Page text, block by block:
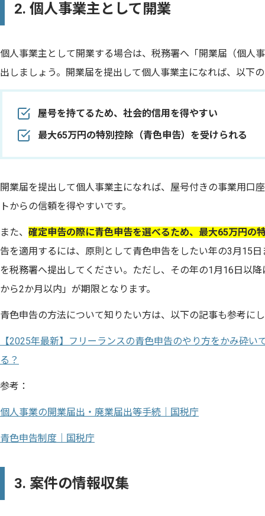
2. 個人事業主として開業
個人事業主として開業する場合は、税務署へ「開業届（個人
出しましょう。開業届を提出して個人事業主になれば、以下
屋号を持てるため、社会的信用を得やすい
最大65万円の特別控除（青色申告）を受けられる
開業届を提出して個人事業主になれば、屋号付きの事業用口
トからの信頼を得やすいです。
また、 確定申告の際に青色申告を選べるため、最大65万円の
告を適用するには、原則として青色申告をしたい年の3月15
を税務署へ提出してください。ただし、その年の1月16日以
から2か月以内」が期限となります。
青色申告の方法について知りたい方は、以下の記事も参考に
【2025年最新】フリーランスの青色申告のやり方をかみ砕い
る？
参考：
個人事業の開業届出・廃業届出等手続｜国税庁
青色申告制度｜国税庁
3. 案件の情報収集